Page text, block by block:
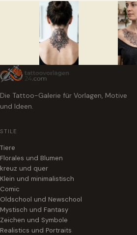
Die Tattoo-Galerie für Vorlagen, Motive
und Ideen.
STILE
Tiere
Florales und Blumen
kreuz und quer
Klein und minimalistisch
Comic
Oldschool und Newschool
Mystisch und Fantasy
Zeichen und Symbole
Realistics und Portraits